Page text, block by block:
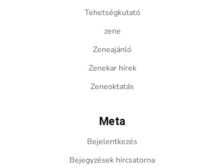
Tehetségkutató
zene
Zeneajánló
Zenekar hírek
Zeneoktatás
Meta
Bejelentkezés
Bejegyzések hírcsatorna